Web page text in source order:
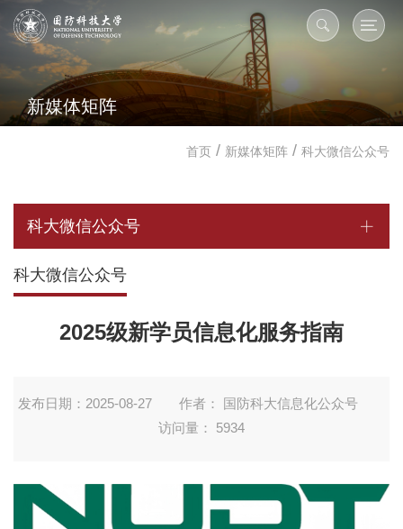
新媒体矩阵
首页 / 新媒体矩阵 / 科大微信公众号
科大微信公众号
科大微信公众号
2025级新学员信息化服务指南
发布日期：2025-08-27
作者： 国防科大信息化公众号
访问量： 5934